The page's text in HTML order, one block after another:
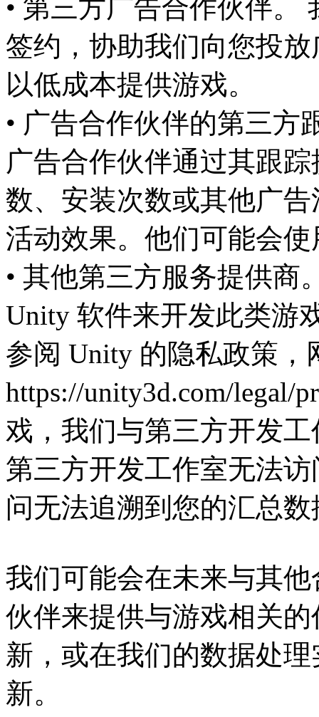
• 第三方广告合作伙伴。
签约，协助我们向您投
以低成本提供游戏。
• 广告合作伙伴的第三方
广告合作伙伴通过其跟
数、安装次数或其他广
活动效果。他们可能会
• 其他第三方服务提供商
Unity 软件来开发此类游
参阅 Unity 的隐私政策，
https://unity3d.com/legal/
戏，我们与第三方开发
第三方开发工作室无法
问无法追溯到您的汇总数
我们可能会在未来与其
伙伴来提供与游戏相关
新，或在我们的数据处
新。